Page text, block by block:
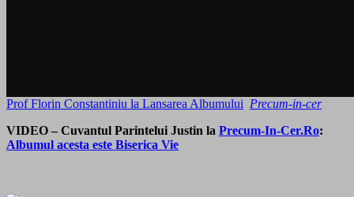
Prof Florin Constantiniu la Lansarea Albumului Precum-in-cer
VIDEO – Cuvantul Parintelui Justin la Precum-In-Cer.Ro:
Albumul acesta este Biserica Vie